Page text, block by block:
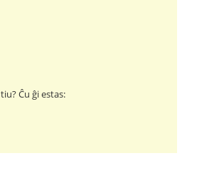
Ĉu ĝi estas: